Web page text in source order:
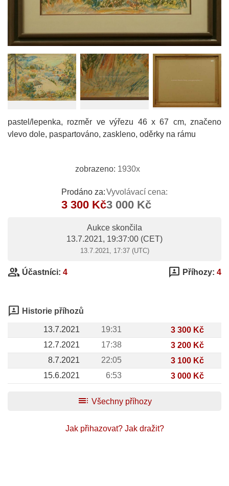
pastel/lepenka, rozměr ve výřezu 46 x 67 cm, značeno
vlevo dole, paspartováno, zaskleno, oděrky na rámu
zobrazeno: 1930x
Prodáno za:
3 300 Kč
Vyvolávací cena:
3 000 Kč
Aukce skončila
13.7.2021, 19:37:00 (CET)
13.7.2021, 17:37 (UTC)
group Účastníci: 4 3p Příhozy: 4
3p Historie příhozů
13.7.2021 19:31
3 300 Kč
12.7.2021
17:38
3 200 Kč
8.7.2021
22:05
3 100 Kč
15.6.2021
6:53 3 000 Kč
toc Všechny příhozy
Jak přihazovat? Jak dražit?